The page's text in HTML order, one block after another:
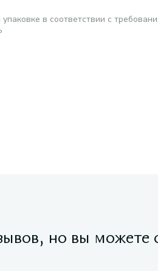
в соответствии с
но вы можете